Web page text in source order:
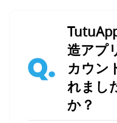
Q.
造アプ
カウン
れまし
か？